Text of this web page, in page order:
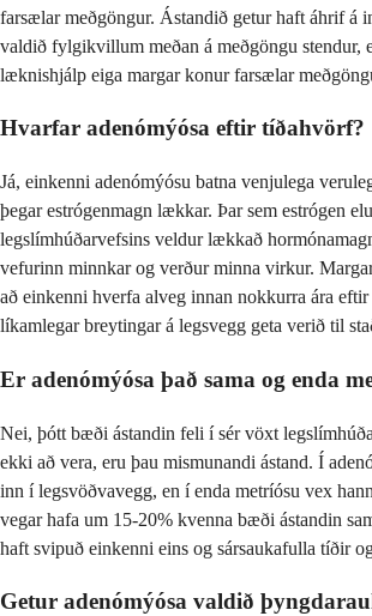
farsælar meðgöngur. Ástandið getur haft áhrif á
valdið fylgikvillum meðan á meðgöngu stendur,
læknishjálp eiga margar konur farsælar
Hvarfar adenómýósa eftir tíðahvörf?
Já, einkenni adenómýósu batna venjulega
þegar estrógenmagn lækkar. Þar sem estrógen
legslímhúðarvefsins veldur lækkað
vefurinn minnkar og verður minna virkur.
að einkenni hverfa alveg innan nokkurra ára
líkamlegar breytingar á legsvegg geta verið til
Er adenómýósa það sama og enda
Nei, þótt bæði ástandin feli í sér vöxt
ekki að vera, eru þau mismunandi ástand. Í
inn í legsvöðvavegg, en í enda metríósu vex
vegar hafa um 15-20% kvenna bæði ástandin
haft svipuð einkenni eins og sársaukafulla tíðir
Getur adenómýósa valdið